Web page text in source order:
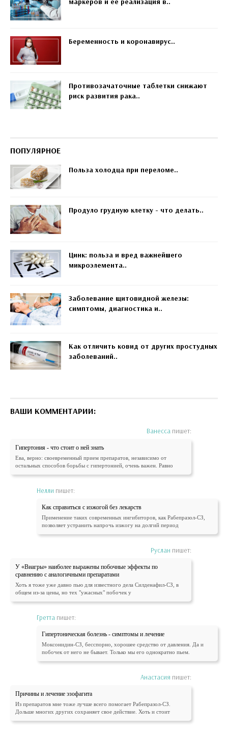
Беременность и коронавирус..
Противозачаточные таблетки снижают
риск развития рака..
ПОПУЛЯРНОЕ
Польза холодца при переломе..
Продуло грудную клетку - что делать..
Цинк: польза и вред важнейшего
микроэлемента..
Заболевание щитовидной железы:
симптомы, диагностика и..
Как отличить ковид от других простудных
заболеваний..
ВАШИ КОММЕНТАРИИ:
Ванесса пишет:
Гипертония - что стоит о ней знать
Ева, верно: своевременный прием препаратов, независимо от
остальных способов борьбы с гипертонией, очень важен. Равно
Нелли пишет:
Как справиться с изжогой без лекарств
Применение таких современных ингибиторов, как Рабепразол-СЗ,
позволяет устранить напрочь изжогу на долгий период
Руслан пишет:
У «Виагры» наиболее выражены побочные эффекты по
сравнению с аналогичными препаратами
Хоть я тоже уже давно пью для известного дела Силденафил-СЗ, в
общем из-за цены, но тех "ужасных" побочек у
Гретта пишет:
Гипертоническая болезнь - симптомы и лечение
Моксонидин-СЗ, бесспорно, хорошее средство от давления. Да и
побочек от него не бывает. Только мы его однократно пьем.
Анастасия пишет:
Причины и лечение эзофагита
Из препаратов мне тоже лучше всего помогает Рабепразол-СЗ.
Дольше многих других сохраняет свое действие. Хоть и стоит